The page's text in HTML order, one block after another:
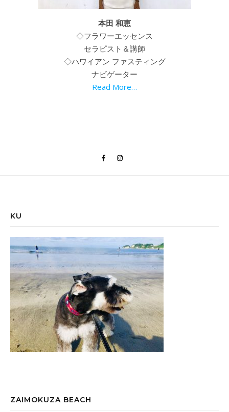
本田 和恵
◇フラワーエッセンス
セラピスト＆講師
◇ハワイアン ファスティング
ナビゲーター
Read More…
KU
ZAIMOKUZA BEACH